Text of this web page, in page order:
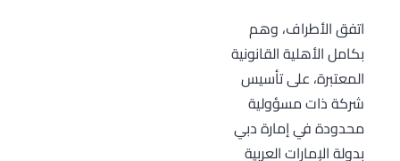
اتفق الأطراف، وهم
بكامل الأهلية القانونية
المعتبرة، على تأسيس
شركة ذات مسؤولية
محدودة في إمارة دبي
بدولة الإمارات العربية